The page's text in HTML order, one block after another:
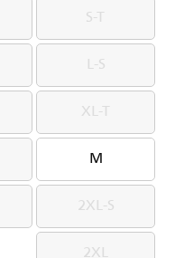
S-T
S-T
L-S
L-S
XL-T
XL-T
M
M
2XL-S
2XL-S
2XL